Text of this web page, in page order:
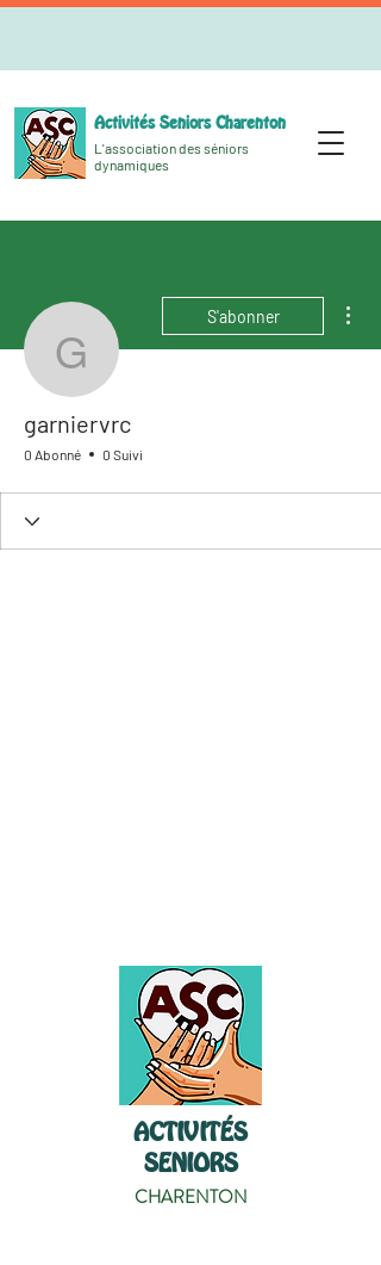
Activités Seniors Charenton
L'association des séniors
dynamiques
garniervrc
S'abonner
garniervrc
0 Abonné 0 Suivi
ACTIVITÉS
SENIORS
CHARENTON